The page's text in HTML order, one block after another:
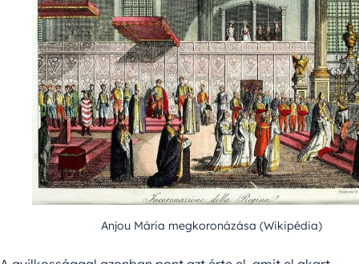
Anjou Mária megkoronázása (Wikipédia)